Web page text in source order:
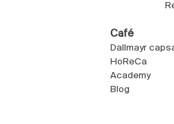
Café
Dallmayr
HoReCa
Academy
Blog